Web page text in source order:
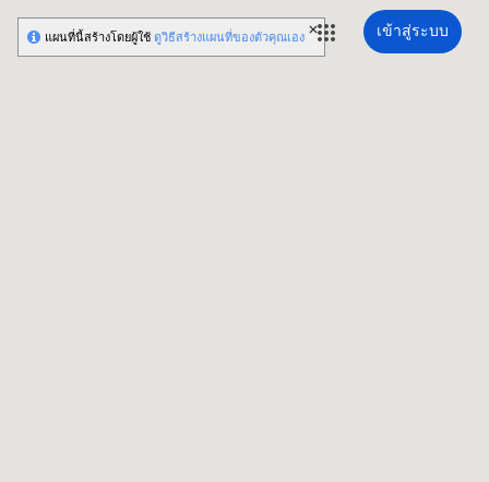
เข้าสู่ระบบ
แผนที่นี้สร้างโดยผู้ใช้ ดูวิธีสร้างแผนที่ของตัวคุณเอง